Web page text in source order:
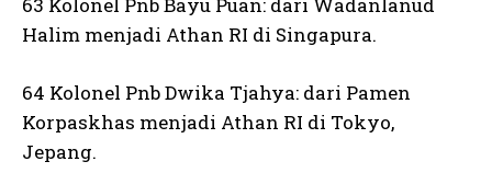
Halim menjadi Athan RI di Singapura.
64 Kolonel Pnb Dwika Tjahya: dari Pamen
Korpaskhas menjadi Athan RI di Tokyo,
Jepang.